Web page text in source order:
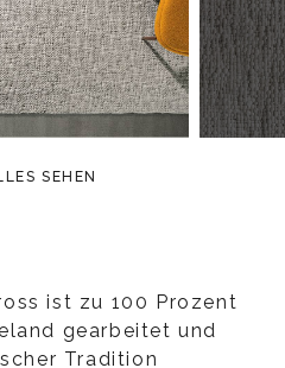
SEHEN
2
ist zu 100 Prozent
gearbeitet und
Tradition